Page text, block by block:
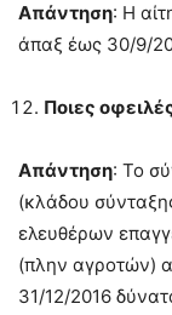
Απάντηση: Η
άπαξ έως 30/9/
Ποιες
Απάντηση: Το
(κλάδου
ελευθέρων
(πλην αγροτών)
31/12/2016